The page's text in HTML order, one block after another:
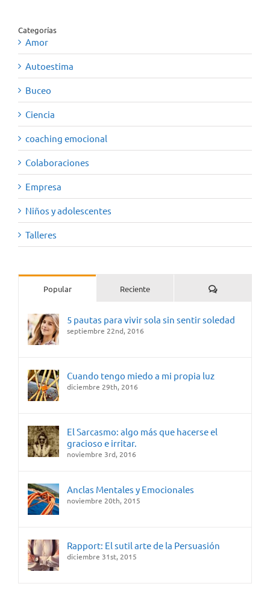
Categorías
Amor
Autoestima
Buceo
Ciencia
coaching emocional
Colaboraciones
Empresa
Niños y adolescentes
Talleres
Popular Reciente Comentarios
5 pautas para vivir sola sin sentir soledad
septiembre 22nd, 2016
Cuando tengo miedo a mi propia luz
diciembre 29th, 2016
El Sarcasmo: algo más que hacerse el
gracioso e irritar.
noviembre 3rd, 2016
Anclas Mentales y Emocionales
noviembre 20th, 2015
Rapport: El sutil arte de la Persuasión
diciembre 31st, 2015